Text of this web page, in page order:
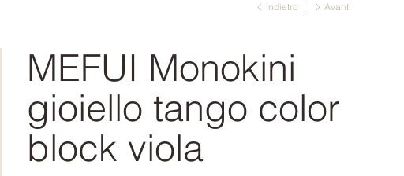
Indietro Avanti
MEFUI Monokini
gioiello tango color
block viola